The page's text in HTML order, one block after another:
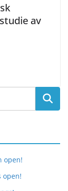
av
open!
open!